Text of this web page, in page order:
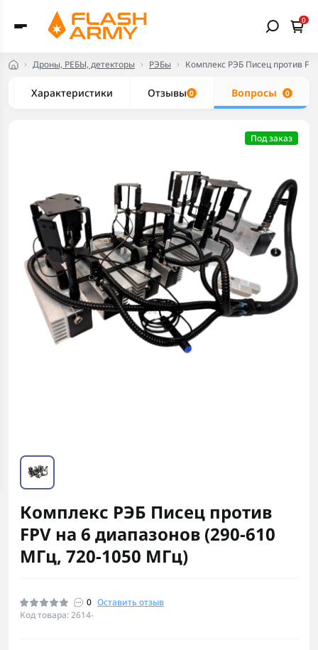
0
Дроны, РЕБЫ, детекторы РЭБы Комплекс РЭБ Писец против
Характеристики Отзывы 0 Вопросы 0
Под заказ
Комплекс РЭБ Писец против
FPV на 6 диапазонов (290-610
МГц, 720-1050 МГц)
0 Оставить отзыв
Код товара: 2614-